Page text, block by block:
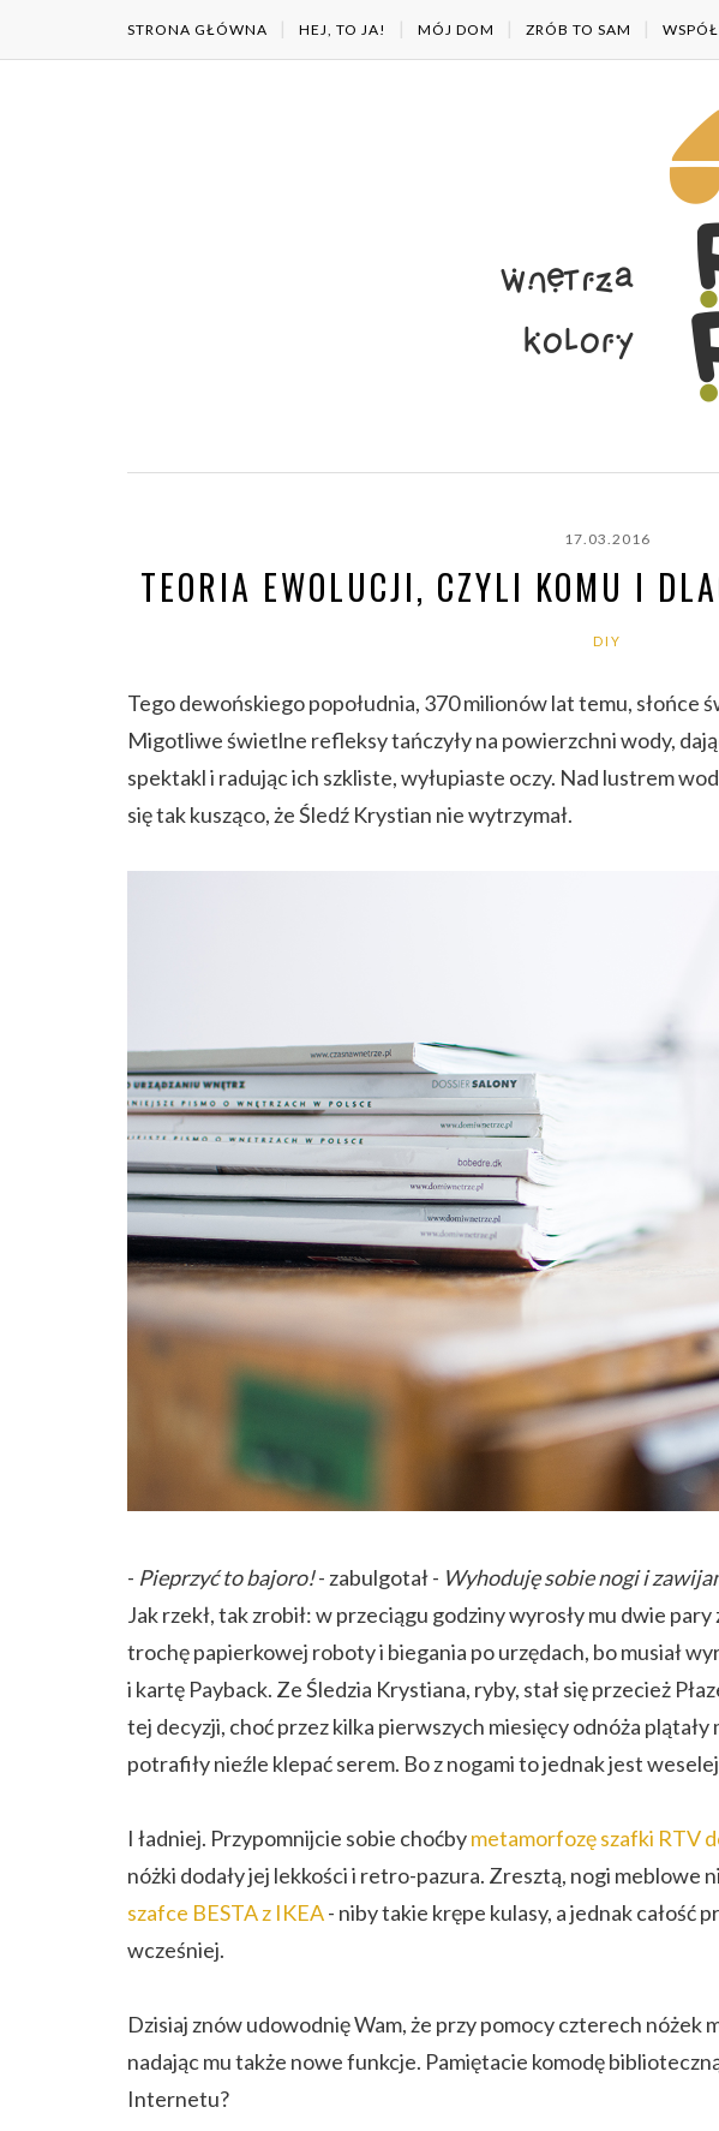
STRONA GŁÓWNA HEJ, TO JA! MÓJ DOM ZRÓB TO SAM
17.03.2016
TEORIA EWOLUCJI, CZYLI KOMU I
DIY
Tego dewońskiego popołudnia, 370 milionów lat temu, słońce
Migotliwe świetlne refleksy tańczyły na powierzchni wody,
spektakl i radując ich szkliste, wyłupiaste oczy. Nad lustrem
się tak kusząco, że Śledź Krystian nie wytrzymał.
- Pieprzyć to bajoro!- zabulgotał - Wyhoduję sobie nogi i
Jak rzekł, tak zrobił: w przeciągu godziny wyrosły mu dwie
trochę papierkowej roboty i biegania po urzędach, bo musiał
i kartę Payback. Ze Śledzia Krystiana, ryby, stał się przecież
tej decyzji, choć przez kilka pierwszych miesięcy odnóża
potrafiły nieźle klepać serem. Bo z nogami to jednak jest
I ładniej. Przypomnijcie sobie choćbymetamorfozę szafki RTV
nóżki dodały jej lekkości i retro-pazura. Zresztą, nogi meblowe
szafce BESTA z IKEA- niby takie krępe kulasy, a jednak całość
wcześniej.
Dzisiaj znów udowodnię Wam, że przy pomocy czterech nóżek
nadając mu także nowe funkcje. Pamiętacie komodę
Internetu?